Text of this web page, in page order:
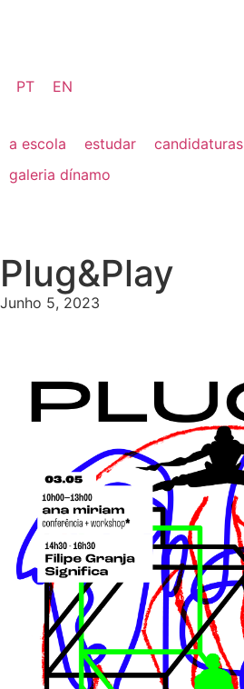
PT EN
a escola estudar candidaturas
galeria dínamo
Plug&Play
Junho 5, 2023